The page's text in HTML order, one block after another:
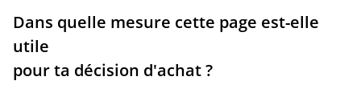
Dans quelle mesure cette page est-elle
utile
pour ta décision d'achat ?